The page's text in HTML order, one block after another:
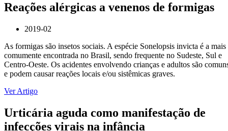
Reações alérgicas a venenos de formigas
2019-02
As formigas são insetos sociais. A espécie Sonelopsis invicta é a mais
comumente encontrada no Brasil, sendo frequente no Sudeste, Sul e
Centro-Oeste. Os acidentes envolvendo crianças e adultos são
e podem causar reações locais e/ou sistêmicas graves.
Ver Artigo
Urticária aguda como manifestação de
infecções virais na infância